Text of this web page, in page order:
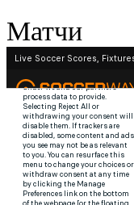
Матчи